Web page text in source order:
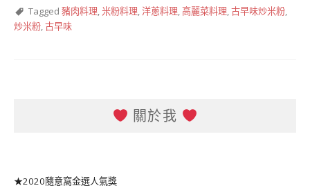
Tagged 豬肉料理 米粉料理 洋蔥料理 高麗菜料理 古早味炒米粉
炒米粉 古早味
關於我
★2020隨意窩金選人氣獎